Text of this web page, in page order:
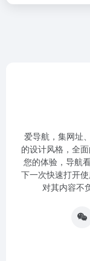
爱导航，集网址
的设计风格，全
您的体验，导航
下一次快速打开
对其内容不